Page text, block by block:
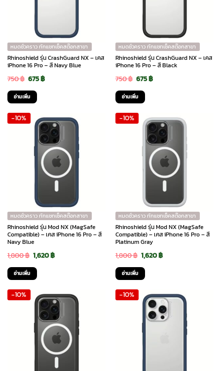
หมดชั่วคราว ทักแชทเช็คสต๊อกสาขา
Rhinoshield รุ่น CrashGuard NX – เคส
iPhone 16 Pro – สี Navy Blue
750฿ Original
price
was:
750 ฿.
675฿Current
675 ฿.
อ่านเพิ่ม
หมดชั่วคราว ทักแชทเช็คสต๊อกสาขา
Rhinoshield รุ่น CrashGuard NX – เคส
iPhone 16 Pro – สี Black
750฿ Original
price
was:
750 ฿.
675฿Current
675 ฿.
อ่านเพิ่ม
-10%
หมดชั่วคราว ทักแชทเช็คสต๊อกสาขา
Rhinoshield รุ่น Mod NX (MagSafe
Compatible) – เคส iPhone 16 Pro – สี
Navy Blue
1,800฿ Original
price
was:
1,800 ฿.
1,620฿Current
1,620 ฿.
อ่านเพิ่ม
-10%
หมดชั่วคราว ทักแชทเช็คสต๊อกสาขา
Rhinoshield รุ่น Mod NX (MagSafe
Compatible) – เคส iPhone 16 Pro – สี
Platinum Gray
1,800฿ Original
price
was:
1,800 ฿.
1,620฿Current
1,620 ฿.
อ่านเพิ่ม
-10% -10%